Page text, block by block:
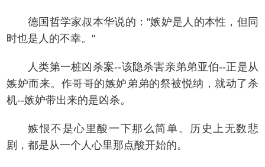
德国哲学家叔本华说的："嫉妒是人的本性，但同
时也是人的不幸。"
人类第一桩凶杀案--该隐杀害亲弟弟亚伯--正是从
嫉妒而来。作哥哥的嫉妒弟弟的祭被悦纳，就动了杀
机--嫉妒带出来的是凶杀。
嫉恨不是心里酸一下那么简单。历史上无数悲
剧，都是从一个人心里那点酸开始的。